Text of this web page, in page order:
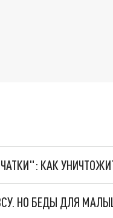
КАК
НО БЕДЫ ДЛЯ